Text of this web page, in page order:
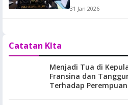
31 Jan 2026
Catatan KIta
Menjadi Tua di
Fransina dan
Terhadap